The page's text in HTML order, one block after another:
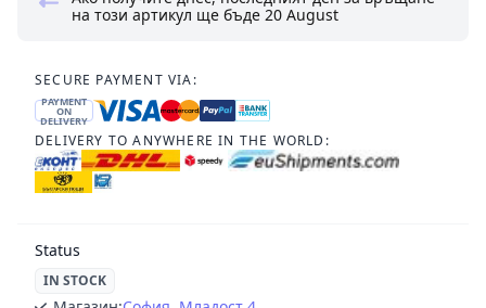
на този артикул ще бъде20 August
SECURE PAYMENT VIA:
PAYMENT
ON
DELIVERY
DELIVERY TO ANYWHERE IN THE WORLD:
Status
IN STOCK